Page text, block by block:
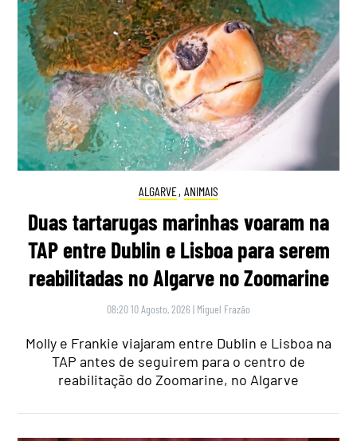
ALGARVE, ANIMAIS
Duas tartarugas marinhas voaram na
TAP entre Dublin e Lisboa para serem
reabilitadas no Algarve no Zoomarine
08:20 10 Agosto, 2026 | Miguel Frazão
Molly e Frankie viajaram entre Dublin e Lisboa na
TAP antes de seguirem para o centro de
reabilitação do Zoomarine, no Algarve